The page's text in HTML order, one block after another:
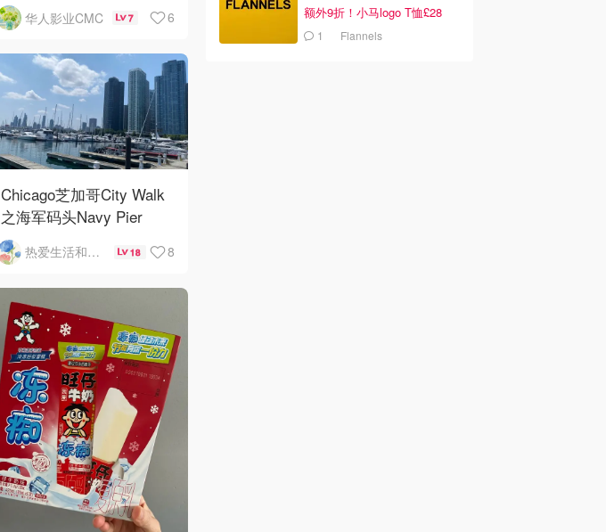
华人影业CMC 7 6
Chicago芝加哥City Walk
之海军码头Navy Pier
热爱生活和自由的轻舞飞扬 18 8
额外9折！小马logo T恤£28
1 Flannels